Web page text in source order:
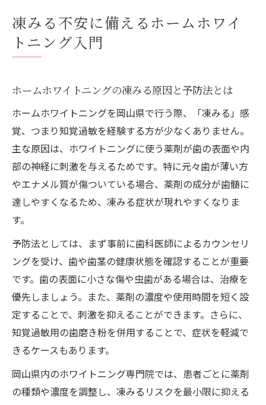
夫
自宅ケアで凍みる不安を減らすポイント
力
ホームホワイトニングと歯医者の違いを解
説
口コミで人気のホームホワイトニングの比
較
ホットペッパーで評判のホームホワイトニ
ング活用法
自宅で進める白さケアと凍みる対策法
ホームホワイトニングで白さと快適さを両
立
凍みるを防ぐホームホワイトニングの使い
方
岡山の口コミで学ぶ白さケアのコツ
自宅で続けやすいホームホワイトニングの
凍みる不安に備えるホームホワイ
トニング入門
ホームホワイトニングの凍みる原因と予防法とは
ホームホワイトニングを岡山県で行う際、「凍みる」感
覚、つまり知覚過敏を経験する方が少なくありません。
主な原因は、ホワイトニングに使う薬剤が歯の表面や内
部の神経に刺激を与えるためです。特に元々歯が薄い方
やエナメル質が傷ついている場合、薬剤の成分が歯髄に
達しやすくなるため、凍みる症状が現れやすくなりま
す。
予防法としては、まず事前に歯科医師によるカウンセリ
ングを受け、歯や歯茎の健康状態を確認することが重要
です。歯の表面に小さな傷や虫歯がある場合は、治療を
優先しましょう。また、薬剤の濃度や使用時間を短く設
定することで、刺激を抑えることができます。さらに、
知覚過敏用の歯磨き粉を併用することで、症状を軽減で
きるケースもあります。
岡山県内のホワイトニング専門院では、患者ごとに薬剤
の種類や濃度を調整し、凍みるリスクを最小限に抑える